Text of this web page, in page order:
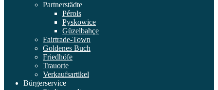
Partnerstädte
Pérols
Pyskowice
Güzelbahçe
Fairtrade-Town
Goldenes Buch
Friedhöfe
Trauorte
Verkaufsartikel
Bürgerservice